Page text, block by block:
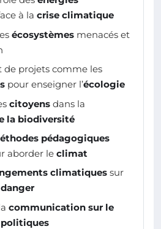
à la crise climatique
écosystèmes menacés et
de projets comme les
pour enseigner l’écologie
citoyens dans la
la biodiversité
pédagogiques
aborder le climat
climatiques sur
communication sur le
politiques